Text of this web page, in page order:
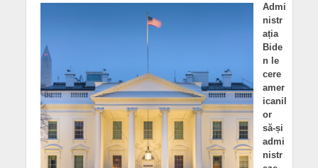
Admi
nistr
ația
Bide
n le
cere
amer
icanil
or
să-și
admi
nistr